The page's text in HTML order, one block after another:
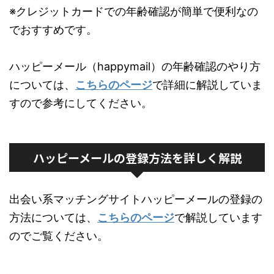
※クレジットカードでの年齢確認が簡単で便利なの
でおすすめです。
ハッピーメール（happymail）の年齢確認のやり方
については、 こちらのページで詳細に解説していま
すので参考にしてください。
ハッピーメールの登録方法を詳しく解説
出会い系マッチングサイトハッピーメールの登録の
方法については、 こちらのページで解説しています
のでご覧ください。